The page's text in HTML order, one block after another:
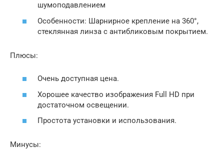
шумоподавлением
Особенности: Шарнирное крепление на 360°,
стеклянная линза с антибликовым покрытием.
Плюсы:
Очень доступная цена.
Хорошее качество изображения Full HD при
достаточном освещении.
Простота установки и использования.
Минусы: